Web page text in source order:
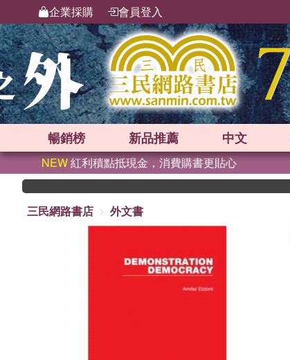
企業採購 會員登入
暢銷榜 新品推薦 中文
NEW紅利積點抵現金，消費購書更貼心
三民網路書店
外文書